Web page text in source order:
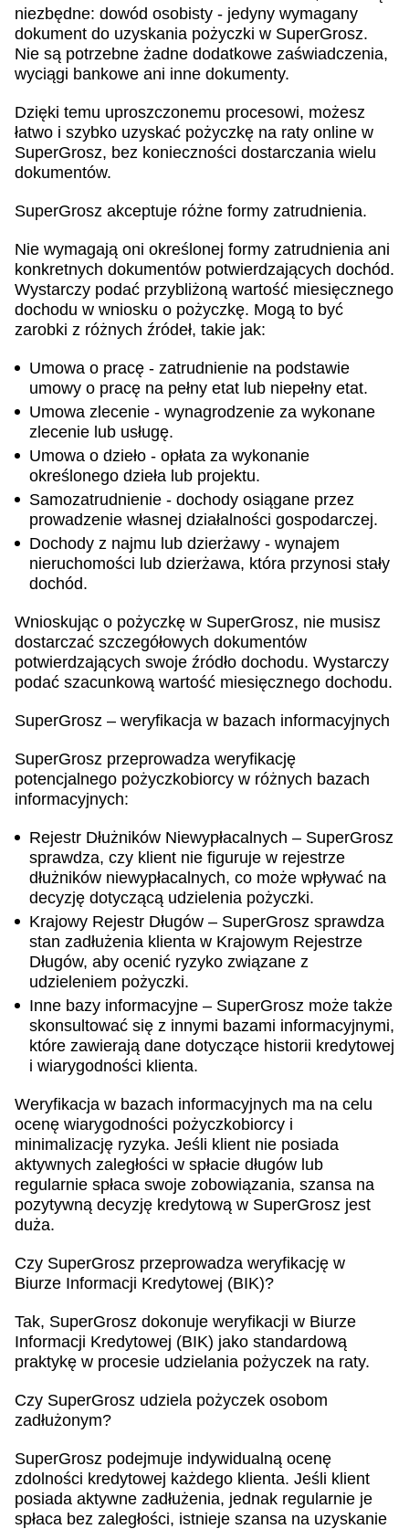
niezbędne: dowód osobisty - jedyny wymagany
dokument do uzyskania pożyczki w SuperGrosz.
Nie są potrzebne żadne dodatkowe zaświadczenia,
wyciągi bankowe ani inne dokumenty.
Dzięki temu uproszczonemu procesowi, możesz
łatwo i szybko uzyskać pożyczkę na raty online w
SuperGrosz, bez konieczności dostarczania wielu
dokumentów.
SuperGrosz akceptuje różne formy zatrudnienia.
Nie wymagają oni określonej formy zatrudnienia ani
konkretnych dokumentów potwierdzających dochód.
Wystarczy podać przybliżoną wartość miesięcznego
dochodu w wniosku o pożyczkę. Mogą to być
zarobki z różnych źródeł, takie jak:
Umowa o pracę - zatrudnienie na podstawie
umowy o pracę na pełny etat lub niepełny etat.
Umowa zlecenie - wynagrodzenie za wykonane
zlecenie lub usługę.
Umowa o dzieło - opłata za wykonanie
określonego dzieła lub projektu.
Samozatrudnienie - dochody osiągane przez
prowadzenie własnej działalności gospodarczej.
Dochody z najmu lub dzierżawy - wynajem
nieruchomości lub dzierżawa, która przynosi stały
dochód.
Wnioskując o pożyczkę w SuperGrosz, nie musisz
dostarczać szczegółowych dokumentów
potwierdzających swoje źródło dochodu. Wystarczy
podać szacunkową wartość miesięcznego dochodu.
SuperGrosz – weryfikacja w bazach informacyjnych
SuperGrosz przeprowadza weryfikację
potencjalnego pożyczkobiorcy w różnych bazach
informacyjnych:
Rejestr Dłużników Niewypłacalnych – SuperGrosz
sprawdza, czy klient nie figuruje w rejestrze
dłużników niewypłacalnych, co może wpływać na
decyzję dotyczącą udzielenia pożyczki.
Krajowy Rejestr Długów – SuperGrosz sprawdza
stan zadłużenia klienta w Krajowym Rejestrze
Długów, aby ocenić ryzyko związane z
udzieleniem pożyczki.
Inne bazy informacyjne – SuperGrosz może także
skonsultować się z innymi bazami informacyjnymi,
które zawierają dane dotyczące historii kredytowej
i wiarygodności klienta.
Weryfikacja w bazach informacyjnych ma na celu
ocenę wiarygodności pożyczkobiorcy i
minimalizację ryzyka. Jeśli klient nie posiada
aktywnych zaległości w spłacie długów lub
regularnie spłaca swoje zobowiązania, szansa na
pozytywną decyzję kredytową w SuperGrosz jest
duża.
Czy SuperGrosz przeprowadza weryfikację w
Biurze Informacji Kredytowej (BIK)?
Tak, SuperGrosz dokonuje weryfikacji w Biurze
Informacji Kredytowej (BIK) jako standardową
praktykę w procesie udzielania pożyczek na raty.
Czy SuperGrosz udziela pożyczek osobom
zadłużonym?
SuperGrosz podejmuje indywidualną ocenę
zdolności kredytowej każdego klienta. Jeśli klient
posiada aktywne zadłużenia, jednak regularnie je
spłaca bez zaległości, istnieje szansa na uzyskanie